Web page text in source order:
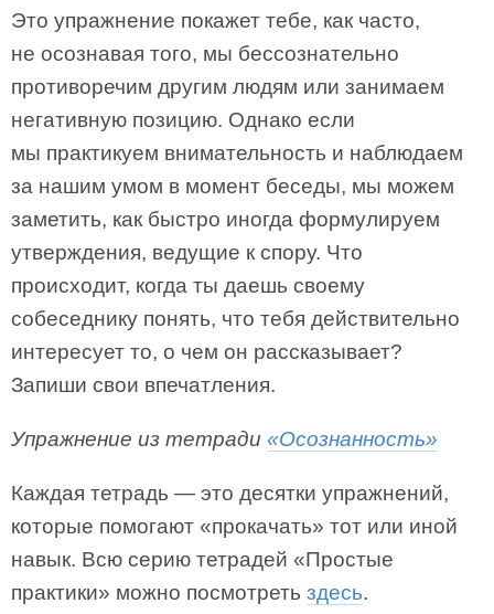
Это упражнение покажет тебе, как часто,
не осознавая того, мы бессознательно
противоречим другим людям или занимаем
негативную позицию. Однако если
мы практикуем внимательность и наблюдаем
за нашим умом в момент беседы, мы можем
заметить, как быстро иногда формулируем
утверждения, ведущие к спору. Что
происходит, когда ты даешь своему
собеседнику понять, что тебя действительно
интересует то, о чем он рассказывает?
Запиши свои впечатления.
Упражнение из тетради «Осознанность»
Каждая тетрадь — это десятки упражнений,
которые помогают «прокачать» тот или иной
навык. Всю серию тетрадей «Простые
практики» можно посмотреть здесь.